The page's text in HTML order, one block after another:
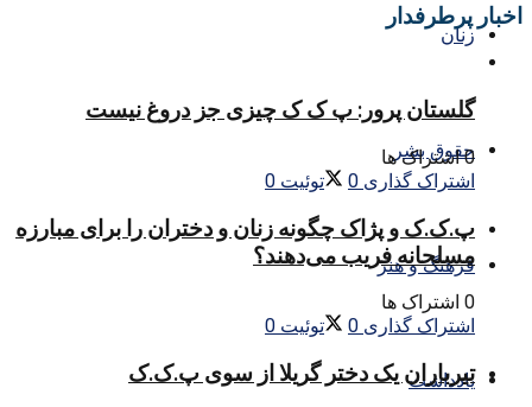
زنان
حقوق بشر
فرهنگ و هنر
یادداشت
اخبار پرطرفدار
گلستان پرور: پ ک ک چیزی جز دروغ نیست
0 اشتراک ها
اشتراک گذاری 0 توئیت 0
پ.ک.ک و پژاک چگونه زنان و دختران را برای مبارزه
مسلحانه فریب می‌دهند؟
0 اشتراک ها
اشتراک گذاری 0 توئیت 0
تیرباران یک دختر گریلا از سوی پ.ک.ک